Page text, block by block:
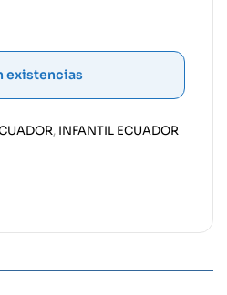
existencias
, INFANTIL ECUADOR